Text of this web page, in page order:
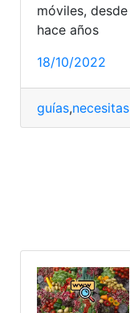
móviles, desde
hace años
18/10/2022
guías,necesitas